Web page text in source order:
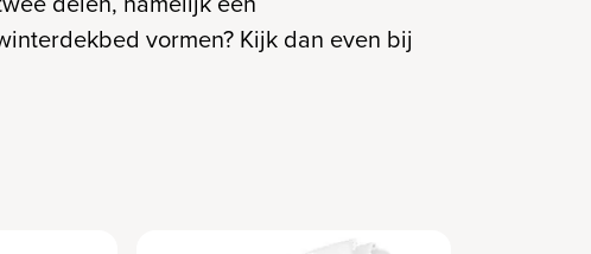
vormen? Kijk dan even bij